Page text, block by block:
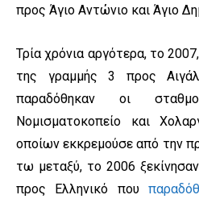
προς Άγιο Αντώνιο και Άγιο
Τρία χρόνια αργότερα, το
της γραμμής 3 προς
παραδόθηκαν οι
Νομισματοκοπείο και
οποίων εκκρεμούσε από την
τω μεταξύ, το 2006
προς Ελληνικό που